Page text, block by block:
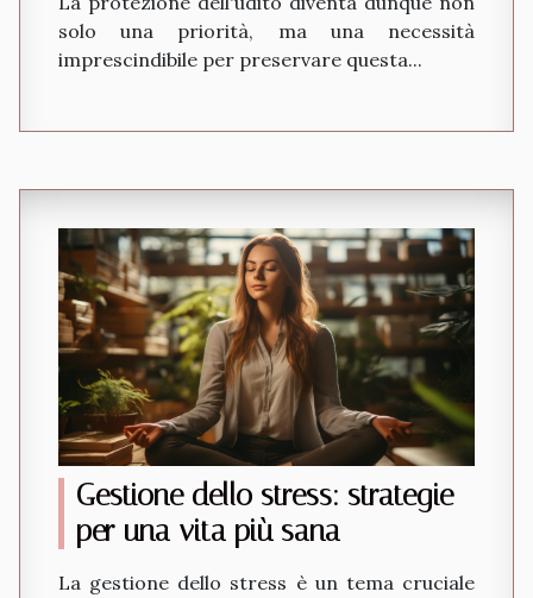
solo una priorità, ma una necessità
imprescindibile per preservare questa...
Gestione dello stress: strategie
per una vita più sana
La gestione dello stress è un tema cruciale